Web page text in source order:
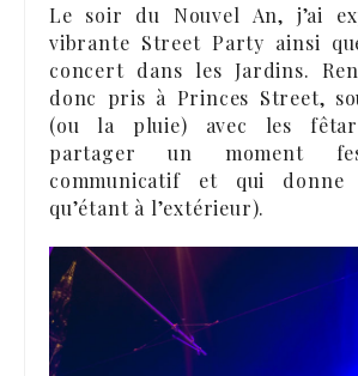
Le soir du Nouvel An, j’ai
vibrante Street Party ainsi
concert dans les Jardins.
donc pris à Princes Street,
(ou la pluie) avec les
partager un moment
communicatif et qui donne
qu’étant à l’extérieur).